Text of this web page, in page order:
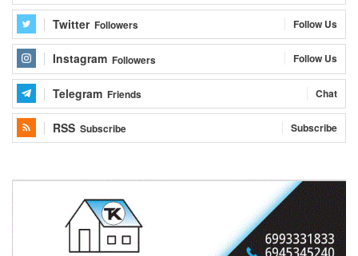
Twitter Followers Follow Us
Instagram Followers Follow Us
Telegram Friends Chat
RSS Subscribe Subscribe